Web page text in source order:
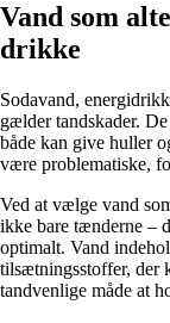
Vand som
drikke
Sodavand,
gælder tandskader.
både kan give huller
være problematiske,
Ved at vælge vand
ikke bare tænderne –
optimalt. Vand
tilsætningsstoffer, der
tandvenlige måde at